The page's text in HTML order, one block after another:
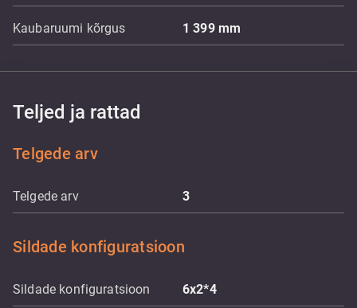
Kaubaruumi kõrgus 1 399 mm
Teljed ja rattad
Telgede arv
Telgede arv 3
Sildade konfiguratsioon
Sildade konfiguratsioon 6x2*4